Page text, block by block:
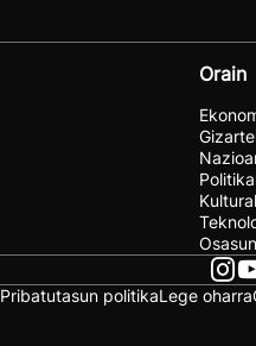
Orain
Pribatutasun politikaLege oharra